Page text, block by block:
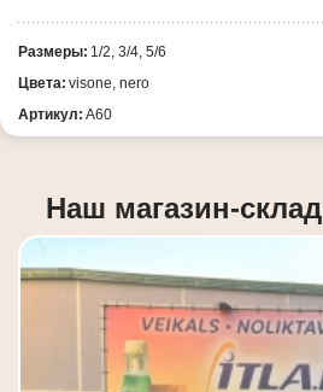
Размеры: 1/2, 3/4, 5/6
Цвета: visone, nero
Артикул: A60
Наш магазин-склад